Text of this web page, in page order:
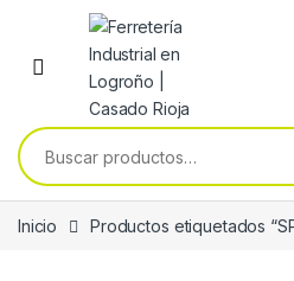
Skip to navigation
Skip to content
Buscar por:
Inicio Productos etiquetados